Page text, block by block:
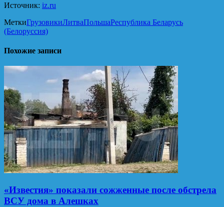
Источник: iz.ru
МеткиГрузовикиЛитваПольшаРеспублика Беларусь
(Белоруссия)
Похожие записи
«Известия» показали сожженные после обстрела
ВСУ дома в Алешках